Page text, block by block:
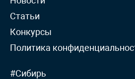
Статьи
Конкурсы
Политика
#Сибирь